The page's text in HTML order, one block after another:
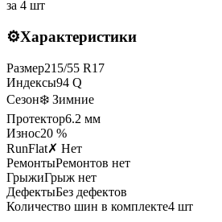
за 4 шт
⚙️Характеристики
Размер215/55 R17
Индексы94 Q
Сезон❄️ Зимние
Протектор6.2 мм
Износ20 %
RunFlat✗ Нет
РемонтыРемонтов нет
ГрыжиГрыж нет
ДефектыБез дефектов
Количество шин в комплекте4 шт